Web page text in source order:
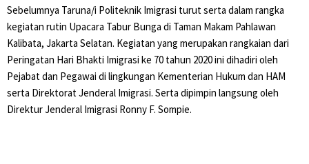
Sebelumnya Taruna/i Politeknik Imigrasi turut serta dalam rangka
kegiatan rutin Upacara Tabur Bunga di Taman Makam Pahlawan
Kalibata, Jakarta Selatan. Kegiatan yang merupakan rangkaian dari
Peringatan Hari Bhakti Imigrasi ke 70 tahun 2020 ini dihadiri oleh
Pejabat dan Pegawai di lingkungan Kementerian Hukum dan HAM
serta Direktorat Jenderal Imigrasi. Serta dipimpin langsung oleh
Direktur Jenderal Imigrasi Ronny F. Sompie.